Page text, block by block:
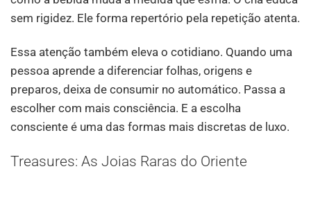
sem rigidez. Ele forma repertório pela repetição atenta.
Essa atenção também eleva o cotidiano. Quando uma
pessoa aprende a diferenciar folhas, origens e
preparos, deixa de consumir no automático. Passa a
escolher com mais consciência. E a escolha
consciente é uma das formas mais discretas de luxo.
Treasures: As Joias Raras do Oriente